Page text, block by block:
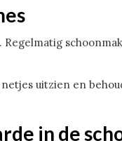
uitzien en
in de